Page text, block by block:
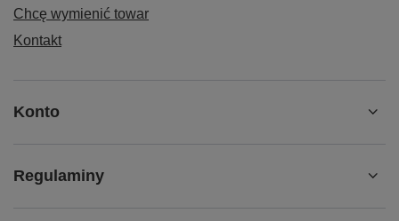
Chcę wymienić towar
Kontakt
Konto
Regulaminy